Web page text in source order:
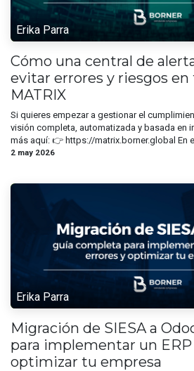
Erika Parra
Cómo una central de
evitar errores y riesgos
MATRIX
Si quieres empezar a gestionar el
visión completa, automatizada y basada en
más aquí: 👉 https://matrix.borner.global En
2 may 2026
Erika Parra
Migración de SIESA a
para implementar un
optimizar tu empresa